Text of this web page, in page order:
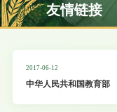
友情链接
2017-06-12
中华人民共和国教育部